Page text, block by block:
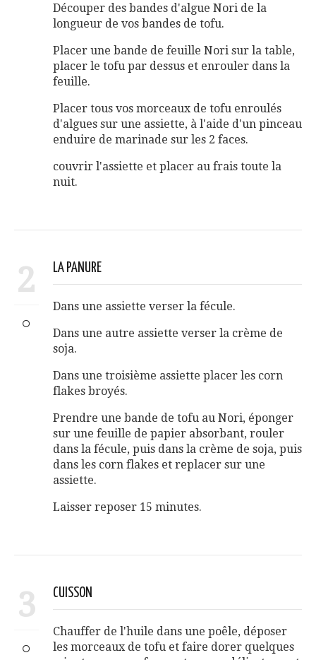
Découper des bandes d'algue Nori de la
longueur de vos bandes de tofu.
Placer une bande de feuille Nori sur la table,
placer le tofu par dessus et enrouler dans la
feuille.
Placer tous vos morceaux de tofu enroulés
d'algues sur une assiette, à l'aide d'un pinceau
enduire de marinade sur les 2 faces.
couvrir l'assiette et placer au frais toute la
nuit.
2 LA PANURE
Dans une assiette verser la fécule.
Dans une autre assiette verser la crème de
soja.
Dans une troisième assiette placer les corn
flakes broyés.
Prendre une bande de tofu au Nori, éponger
sur une feuille de papier absorbant, rouler
dans la fécule, puis dans la crème de soja, puis
dans les corn flakes et replacer sur une
assiette.
Laisser reposer 15 minutes.
3 CUISSON
Chauffer de l'huile dans une poêle, déposer
les morceaux de tofu et faire dorer quelques